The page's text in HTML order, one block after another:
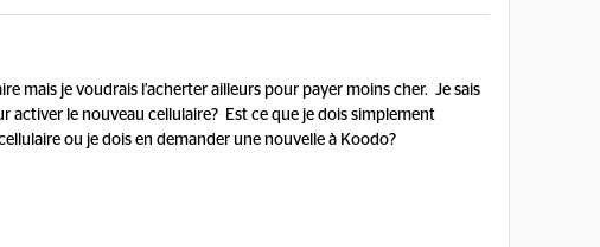
mais je voudrais l’acherter ailleurs pour payer moins cher. Je sais
activer le nouveau cellulaire? Est ce que je dois simplement
ou je dois en demander une nouvelle à Koodo?